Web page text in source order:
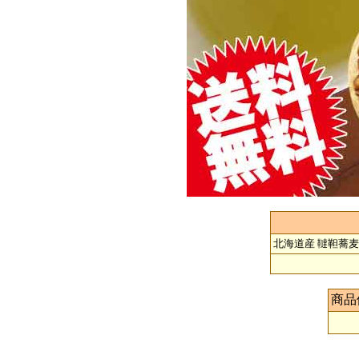
北海道産 韃靼蕎
商